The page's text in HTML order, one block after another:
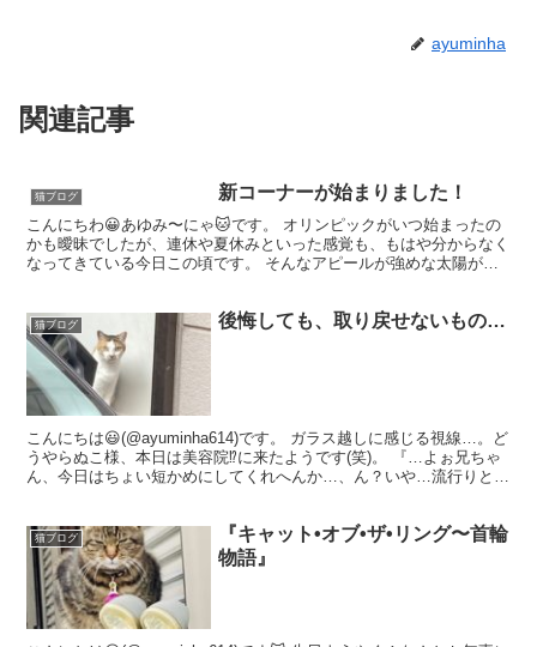
ayuminha
関連記事
猫ブログ 新コーナーが始まりました！
こんにちわ😀あゆみ〜にゃ🐱です。 オリンピックがいつ始まったの
かも曖昧でしたが、連休や夏休みといった感覚も、もはや分からなく
なってきている今日この頃です。 そんなアピールが強めな太陽が照
猫ブログ 後悔しても、取り戻せないもの…
こんにちは😃(@ayuminha614)です。 ガラス越しに感じる視線…。ど
うやらぬこ様、本日は美容院⁉︎に来たようです(笑)。 『…よぉ兄ちゃ
ん、今日はちょい短かめにしてくれへんか…、ん？いや…流行りとか
猫ブログ
『キャット•オブ•ザ•リング〜首輪
物語』